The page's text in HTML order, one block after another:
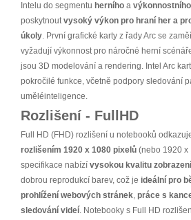
Intelu do segmentu herního a
poskytnoutvysoký výkon pro hraní her a
úkoly. První grafické karty z řady Arc se
vyžadují výkonnost pro náročné herní
jsou 3D modelování a rendering. Intel Arc
pokročilé funkce, včetně podpory sledování
uměléinteligence.
Rozlišení - FullHD
Full HD (FHD) rozlišení u notebooků
rozlišením 1920 x 1080 pixelů (nebo 1920 x
specifikace nabízí vysokou kvalitu
dobrou reprodukcí barev, což je ideální pro
prohlížení webových stránek, práce s
sledování videí. Notebooky s Full HD